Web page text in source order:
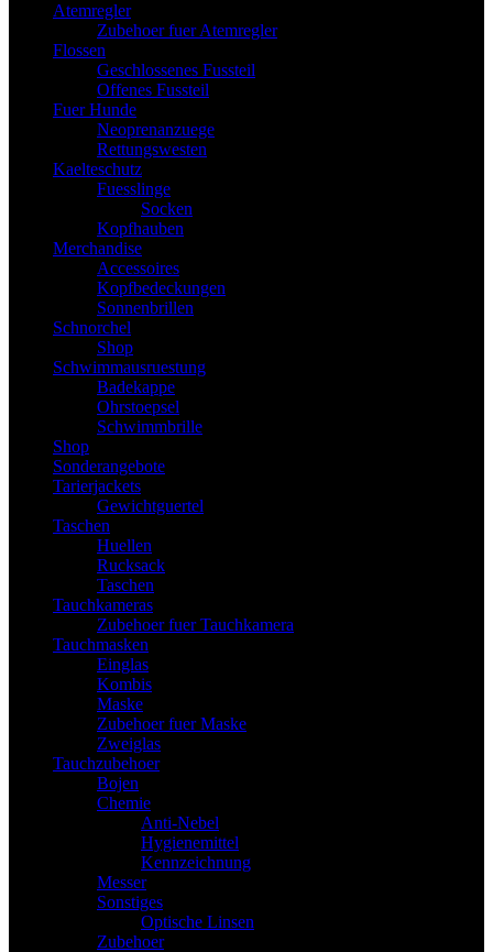
Atemregler
Zubehoer fuer Atemregler
Flossen
Geschlossenes Fussteil
Offenes Fussteil
Fuer Hunde
Neoprenanzuege
Rettungswesten
Kaelteschutz
Fuesslinge
Socken
Kopfhauben
Merchandise
Accessoires
Kopfbedeckungen
Sonnenbrillen
Schnorchel
Shop
Schwimmausruestung
Badekappe
Ohrstoepsel
Schwimmbrille
Shop
Sonderangebote
Tarierjackets
Gewichtguertel
Taschen
Huellen
Rucksack
Taschen
Tauchkameras
Zubehoer fuer Tauchkamera
Tauchmasken
Einglas
Kombis
Maske
Zubehoer fuer Maske
Zweiglas
Tauchzubehoer
Bojen
Chemie
Anti-Nebel
Hygienemittel
Kennzeichnung
Messer
Sonstiges
Optische Linsen
Zubehoer